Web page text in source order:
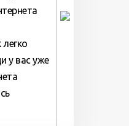
легко
у вас уже